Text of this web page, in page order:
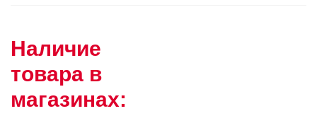
Наличие
товара в
магазинах: